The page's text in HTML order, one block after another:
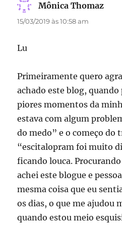
Mônica Thomaz
15/03/2019 às 10:58 am
Lu
Primeiramente quero
achado este blog, quando
piores momentos da
estava com algum
do medo” e o começo do
“escitalopram foi muito
ficando louca.
achei este blogue e
mesma coisa que eu
os dias, o que me ajudou
quando estou meio